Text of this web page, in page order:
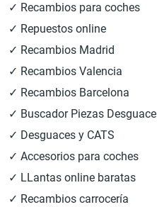
✓ Recambios para coches
✓ Repuestos online
✓ Recambios Madrid
✓ Recambios Valencia
✓ Recambios Barcelona
✓ Buscador Piezas Desguace
✓ Desguaces y CATS
✓ Accesorios para coches
✓ LLantas online baratas
✓ Recambios carrocería